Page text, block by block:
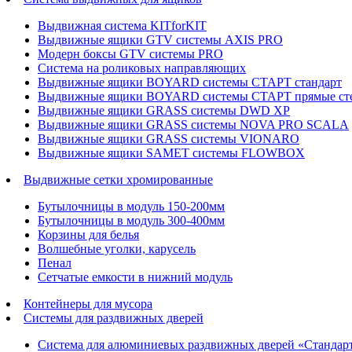
Выдвижная система KITforKIT
Выдвижные ящики GTV системы AXIS PRO
Модерн боксы GTV системы PRO
Система на роликовых направляющих
Выдвижные ящики BOYARD системы СТАРТ стандарт
Выдвижные ящики BOYARD системы СТАРТ прямые
Выдвижные ящики GRASS системы DWD XP
Выдвижные ящики GRASS системы NOVA PRO SCALA
Выдвижные ящики GRASS системы VIONARO
Выдвижные ящики SAMET системы FLOWBOX
Выдвижные сетки хромированные
Бутылочницы в модуль 150-200мм
Бутылочницы в модуль 300-400мм
Корзины для белья
Волшебные уголки, карусель
Пенал
Cетчатые емкости в нижний модуль
Контейнеры для мусора
Системы для раздвижных дверей
Система для алюминиевых раздвижных дверей